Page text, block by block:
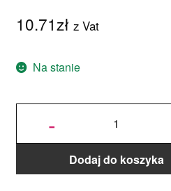
10.71zł z Vat
Na stanie
-
ilość
Decora
Dodaj do koszyka